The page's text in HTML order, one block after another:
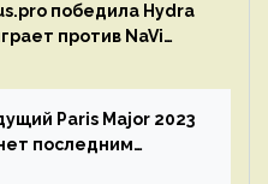
победила Hydra
против NaVi
Paris Major 2023
последним